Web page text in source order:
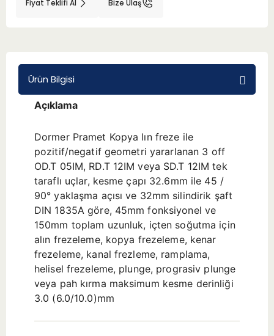
Adaptörler
Aksesuarlar
Fiyat Teklifi Al Bize Ulaş
Ürün Bilgisi
Açıklama
Dormer Pramet Kopya lın freze ile
pozitif/negatif geometri yararlanan 3 off
OD.T 05IM, RD.T 12IM veya SD.T 12IM tek
taraflı uçlar, kesme çapı 32.6mm ile 45 /
90° yaklaşma açısı ve 32mm silindirik şaft
DIN 1835A göre, 45mm fonksiyonel ve
150mm toplam uzunluk, içten soğutma için
alın frezeleme, kopya frezeleme, kenar
frezeleme, kanal frezleme, ramplama,
helisel frezeleme, plunge, prograsiv plunge
veya pah kırma maksimum kesme derinliği
3.0 (6.0/10.0)mm